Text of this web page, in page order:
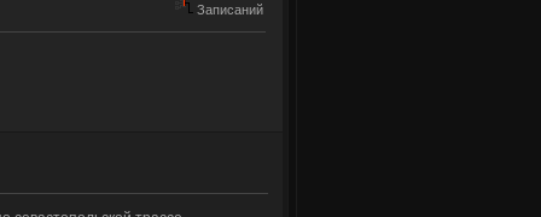
Записаний